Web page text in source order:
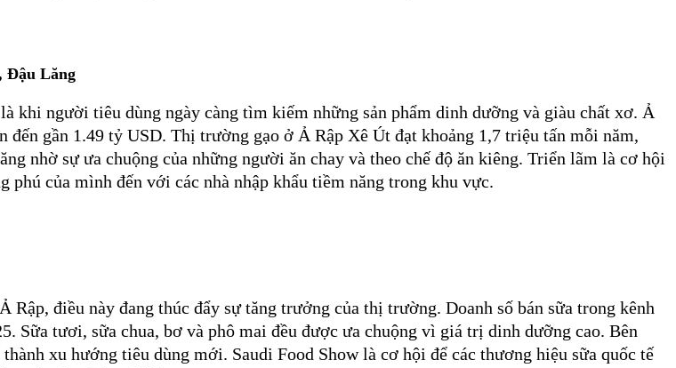
Đậu Lăng
khi người tiêu dùng ngày càng tìm kiếm những sản phẩm dinh dưỡng và giàu chất xơ. Ả
gần 1.49 tỷ USD. Thị trường gạo ở Ả Rập Xê Út đạt khoảng 1,7 triệu tấn mỗi năm,
nhờ sự ưa chuộng của những người ăn chay và theo chế độ ăn kiêng. Triển lãm là cơ hội
của mình đến với các nhà nhập khẩu tiềm năng trong khu vực.
Rập, điều này đang thúc đẩy sự tăng trưởng của thị trường. Doanh số bán sữa trong kênh
Sữa tươi, sữa chua, bơ và phô mai đều được ưa chuộng vì giá trị dinh dưỡng cao. Bên
xu hướng tiêu dùng mới. Saudi Food Show là cơ hội để các thương hiệu sữa quốc tế